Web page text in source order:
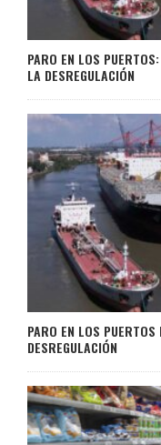
PARO EN LOS
LA DESREGULACIÓN
PARO EN LOS
DESREGULACIÓN